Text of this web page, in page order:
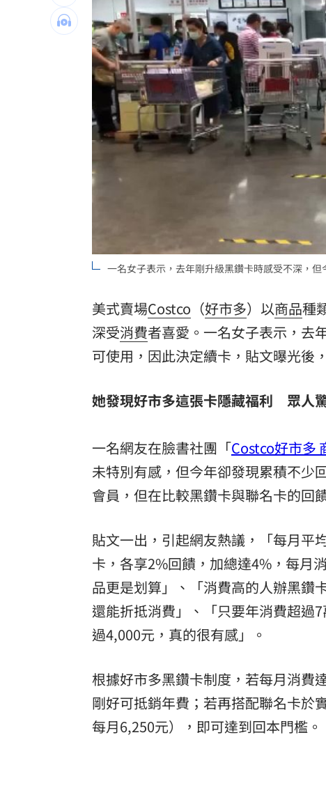
埃及知名女星涉毒被判死 引發社會震驚
桃園聯隊奪世界青棒亞軍 張善政接機
男駕車至議員服務處嗆開槍 台中警抓到了
新／Sandisk挫5%！台指期翻紅站回
台灣彩券開獎直播中 20:31
LIVE三立+24小時直播 15:27
理想混蛋號召粉絲跨海追星吃美食！ 18:15
一名女子表示，去年剛升級黑鑽卡時感受不深，
美式賣場Costco （好市多）以商品種
深受消費者喜愛。一名女子表示，去
可使用，因此決定續卡，貼文曝光後
她發現好市多這張卡隱藏福利 眾人
一名網友在臉書社團「Costco好市多
未特別有感，但今年卻發現累積不少
會員，但在比較黑鑽卡與聯名卡的回
貼文一出，引起網友熱議，「每月平
卡，各享2%回饋，加總達4%，每月
品更是划算」、「消費高的人辦黑鑽
還能折抵消費」、「只要年消費超過
過4,000元，真的很有感」。
根據好市多黑鑽卡制度，若每月消費
剛好可抵銷年費；若再搭配聯名卡於
每月6,250元），即可達到回本門檻。